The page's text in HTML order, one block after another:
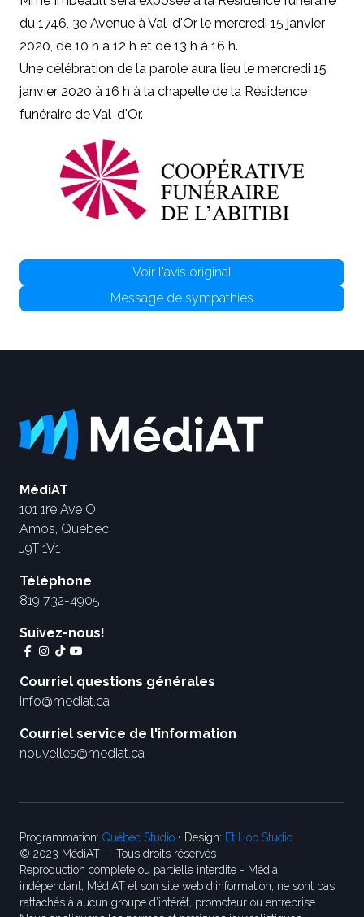
du 1746, 3e Avenue à Val-d'Or le mercredi 15 janvier
2020, de 10 h à 12 h et de 13 h à 16 h.
Une célébration de la parole aura lieu le mercredi 15
janvier 2020 à 16 h à la chapelle de la Résidence
funéraire de Val-d'Or.
Voir l'avis original
Message de sympathies
MédiAT
101 1re Ave O
Amos, Québec
J9T 1V1
Téléphone
819 732-4905
Suivez-nous!
Courriel questions générales
info@mediat.ca
Courriel service de l'information
nouvelles@mediat.ca
Programmation: Québec Studio • Design: Et Hop Studio
© 2023 MédiAT — Tous droits réservés
Reproduction complète ou partielle interdite - Média
indépendant, MédiAT et son site web d'information, ne sont pas
rattachés à aucun groupe d’intérêt, promoteur ou entreprise.